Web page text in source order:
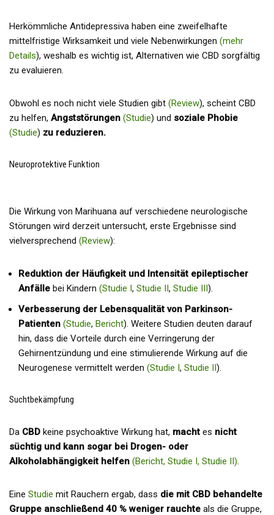
Herkömmliche Antidepressiva haben eine zweifelhafte
mittelfristige Wirksamkeit und viele Nebenwirkungen (mehr
Details), weshalb es wichtig ist, Alternativen wie CBD sorgfältig
zu evaluieren.
Obwohl es noch nicht viele Studien gibt (Review), scheint CBD
zu helfen, Angststörungen (Studie) und soziale Phobie
(Studie) zu reduzieren.
Neuroprotektive Funktion
Die Wirkung von Marihuana auf verschiedene neurologische
Störungen wird derzeit untersucht, erste Ergebnisse sind
vielversprechend (Review):
Reduktion der Häufigkeit und Intensität epileptischer
Anfälle bei Kindern (Studie I, Studie II, Studie III).
Verbesserung der Lebensqualität von Parkinson-
Patienten (Studie, Bericht). Weitere Studien deuten darauf
hin, dass die Vorteile durch eine Verringerung der
Gehirnentzündung und eine stimulierende Wirkung auf die
Neurogenese vermittelt werden (Studie I, Studie II).
Suchtbekämpfung
Da CBD keine psychoaktive Wirkung hat, macht es nicht
süchtig und kann sogar bei Drogen- oder
Alkoholabhängigkeit helfen (Bericht, Studie I, Studie II).
Eine Studie mit Rauchern ergab, dass die mit CBD behandelte
Gruppe anschließend 40 % weniger rauchte als die Gruppe,